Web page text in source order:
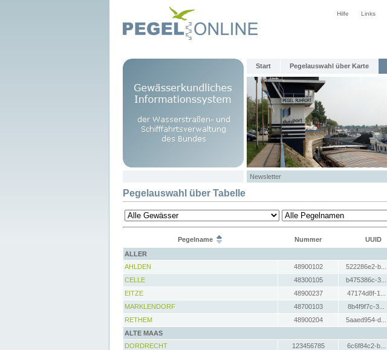
Hilfe Links
Start Pegelauswahl über Karte
Newsletter
Pegelauswahl über Tabelle
Pegelname Nummer UUID
ALLER
AHLDEN
48900102 522286e2-b...
CELLE
48300105 b475386c-3...
EITZE
48900237 47174d8f-1...
MARKLENDORF
48700103 8b4f9f7c-3...
RETHEM
48900204 5aaed954-d...
ALTE MAAS
DORDRECHT
123456785 6c6f84c2-b...